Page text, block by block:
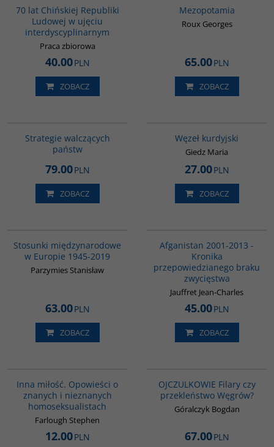
70 lat Chińskiej Republiki
Ludowej w ujęciu
interdyscyplinarnym
Praca zbiorowa
40.00PLN
ZOBACZ
Mezopotamia
Roux Georges
65.00PLN
ZOBACZ
Strategie walczących
państw
79.00PLN
ZOBACZ
Węzeł kurdyjski
Giedz Maria
27.00PLN
ZOBACZ
Stosunki międzynarodowe
w Europie 1945-2019
Parzymies Stanisław
63.00PLN
ZOBACZ
Afganistan 2001-2013 -
Kronika
przepowiedzianego braku
zwycięstwa
Jauffret Jean-Charles
45.00PLN
ZOBACZ
Inna miłość. Opowieści o
znanych i nieznanych
homoseksualistach
Farlough Stephen
12.00PLN
OJCZULKOWIE Filary czy
przekleństwo Węgrów?
Góralczyk Bogdan
67.00PLN